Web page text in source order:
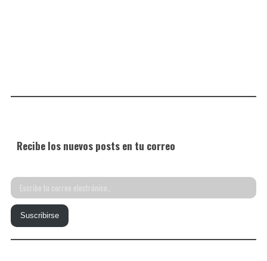
Recibe los nuevos posts en tu correo
Escribe
tu
correo
electrónico…
Suscribirse